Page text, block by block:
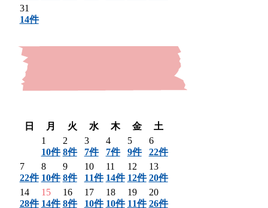
31
14件
日
月 火 水 木 金
土
1
10件
2
8件
3
7件
4
7件
5
9件
6
22件
7
22件
8
10件
9
8件
10
11件
11
14件
12
12件
13
20件
14
28件
15
14件
16
8件
17
10件
18
10件
19
11件
20
26件